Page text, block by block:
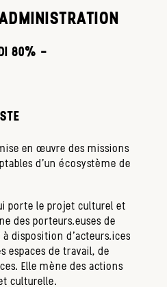
80% -
en œuvre des missions
d'un écosystème de
porte le projet culturel et
des porteurs.euses de
disposition d’acteurs.ices
espaces de travail, de
Elle mène des actions
culturelle.